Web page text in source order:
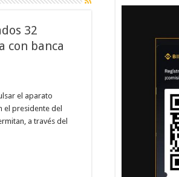
32
con banca
el aparato
el presidente del
a través del